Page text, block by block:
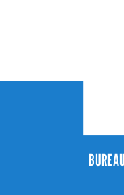
CONTACT